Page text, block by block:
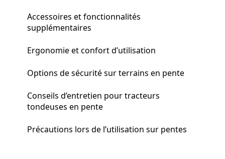
Accessoires et fonctionnalités
supplémentaires
Ergonomie et confort d’utilisation
Options de sécurité sur terrains en pente
Conseils d’entretien pour tracteurs
tondeuses en pente
Précautions lors de l’utilisation sur pentes